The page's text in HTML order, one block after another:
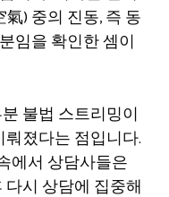
) 중의 진동, 즉 동
임을 확인한 셈이
불법 스트리밍이
졌다는 점입니다.
에서 상담사들은
시 상담에 집중해